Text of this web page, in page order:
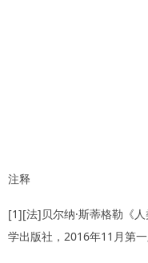
注释
[1][法]贝尔纳·斯蒂格勒《
学出版社，2016年11月第一